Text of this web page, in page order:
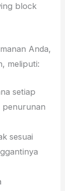
block
Anda,
meliputi:
setiap
penurunan
sesuai